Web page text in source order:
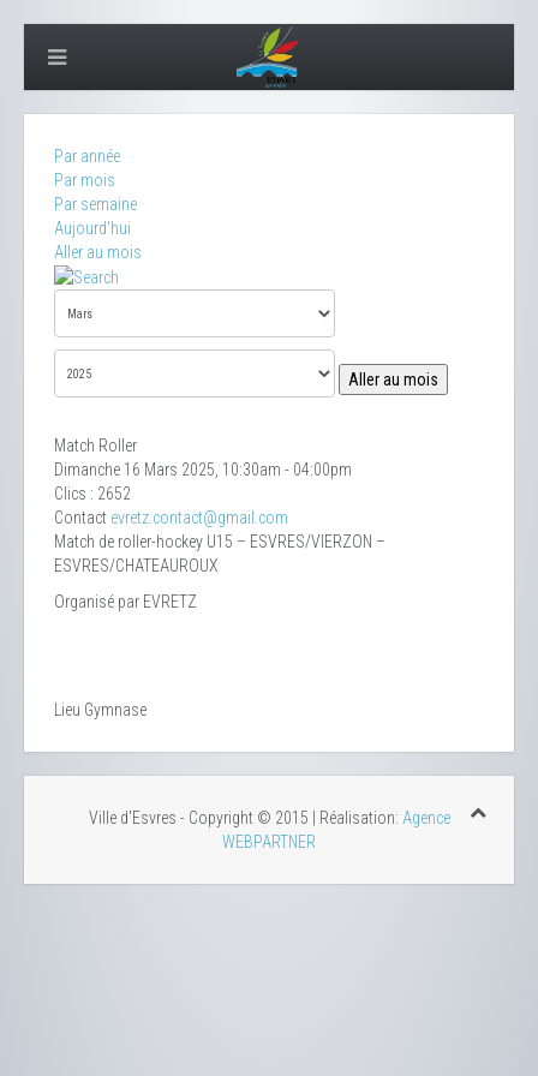
Par année
Par mois
Par semaine
Aujourd'hui
Aller au mois
Aller au mois
Match Roller
Dimanche 16 Mars 2025, 10:30am - 04:00pm
Clics : 2652
Contact evretz.contact@gmail.com
Match de roller-hockey U15 – ESVRES/VIERZON –
ESVRES/CHATEAUROUX
Organisé par EVRETZ
Lieu Gymnase
Ville d'Esvres - Copyright © 2015 | Réalisation: Agence
WEBPARTNER